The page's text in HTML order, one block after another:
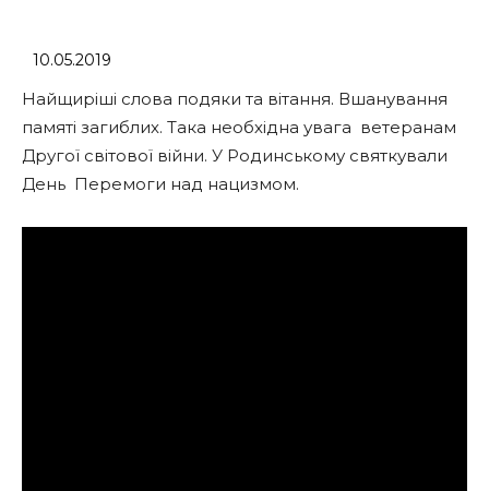
10.05.2019
Найщиріші слова подяки та вітання. Вшанування
памяті загиблих. Така необхідна увага ветеранам
Другої світової війни. У Родинському святкували
День Перемоги над нацизмом.